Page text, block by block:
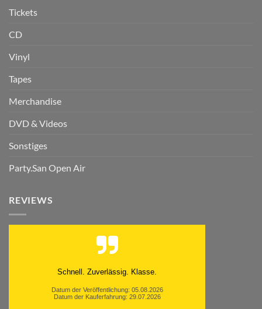
Tickets
CD
Vinyl
Tapes
Merchandise
DVD & Videos
Sonstiges
Party.San Open Air
REVIEWS
Moinsen, hat alles super geklappt. Danke ans
Datum der Veröffentlichung: 05.08.2026